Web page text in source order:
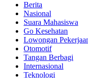
Berita
Nasional
Suara Mahasiswa
Go Kesehatan
Lowongan
Otomotif
Tangan Berbagi
Internasional
Teknologi